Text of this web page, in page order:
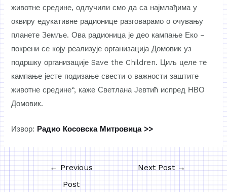
животне средине, одлучили смо да са најмлађима у
оквиру едукативне радионице разговарамо о очувању
планете Земље. Ова радионица је део кампање Еко –
покрени се коју реализује организација Домовик уз
подршку организације Save the Children. Циљ целе те
кампање јесте подизање свести о важности заштите
животне средине“, каже Светлана Јевтић испред НВО
Домовик.
Извор: Радио Косовска Митровица >>
← Previous
Post
Next Post →